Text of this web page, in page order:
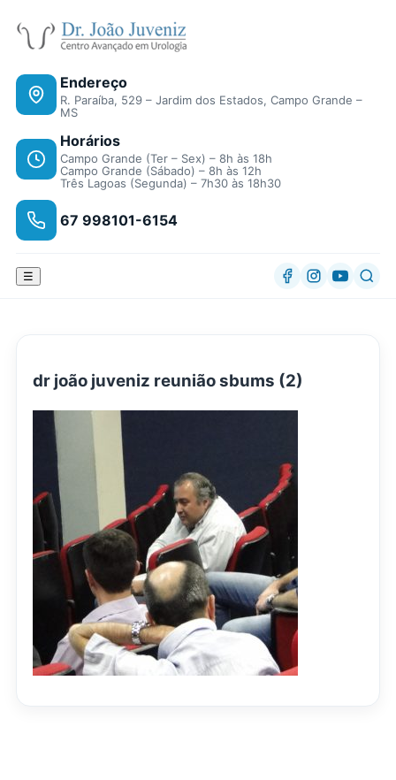
Endereço
R. Paraíba, 529 – Jardim dos Estados, Campo Grande –
MS
Horários
Campo Grande (Ter – Sex) – 8h às 18h
Campo Grande (Sábado) – 8h às 12h
Três Lagoas (Segunda) – 7h30 às 18h30
67 998101-6154
☰
dr joão juveniz reunião sbums (2)